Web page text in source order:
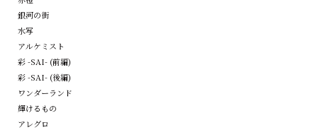
銀河の街
水写
アルケミスト
彩 -SAI- (前編)
彩 -SAI- (後編)
ワンダーランド
輝けるもの
アレグロ